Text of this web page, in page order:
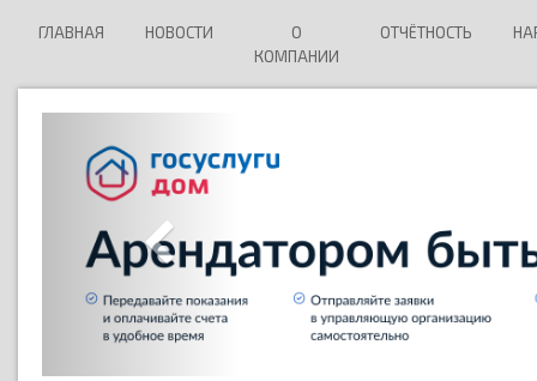
ГЛАВНАЯ НОВОСТИ
О
КОМПАНИИ
ОТЧЁТНОСТЬ